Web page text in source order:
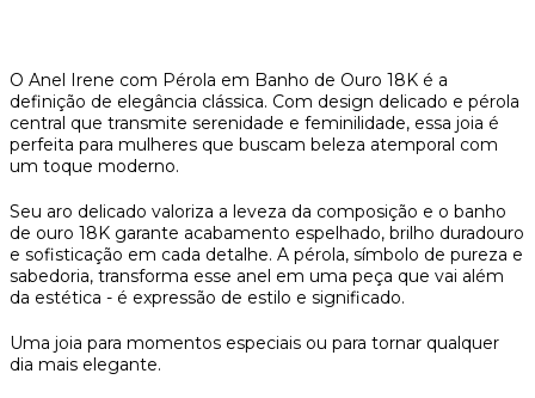
O Anel Irene com Pérola em Banho de Ouro 18K é a
definição de elegância clássica. Com design delicado e pérola
central que transmite serenidade e feminilidade, essa joia é
perfeita para mulheres que buscam beleza atemporal com
um toque moderno.
Seu aro delicado valoriza a leveza da composição e o banho
de ouro 18K garante acabamento espelhado, brilho duradouro
e sofisticação em cada detalhe. A pérola, símbolo de pureza e
sabedoria, transforma esse anel em uma peça que vai além
da estética - é expressão de estilo e significado.
Uma joia para momentos especiais ou para tornar qualquer
dia mais elegante.